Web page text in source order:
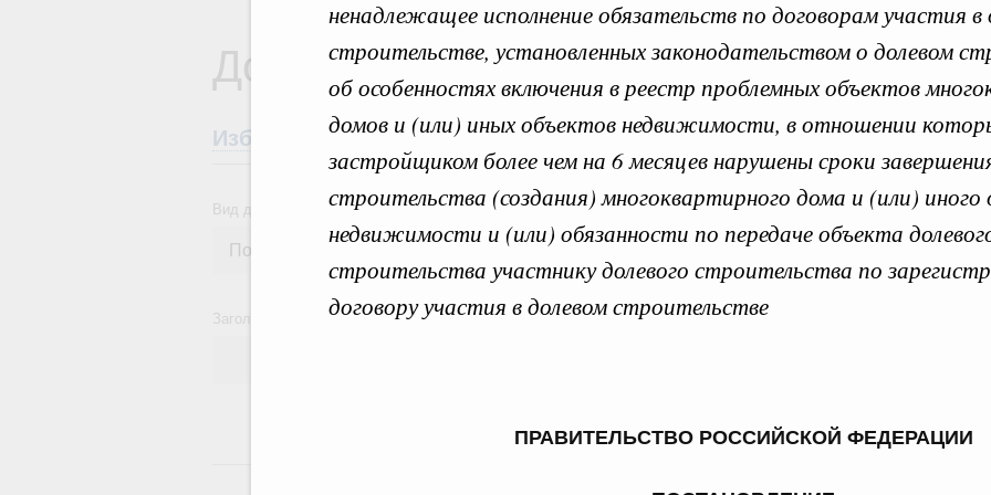
ненадлежащее исполнение обязательств по договорам участия в
строительстве, установленных законодательством о долевом
об особенностях включения в реестр проблемных объектов
домов и (или) иных объектов недвижимости, в отношении
застройщиком более чем на 6 месяцев нарушены сроки
строительства (создания) многоквартирного дома и (или) иного
недвижимости и (или) обязанности по передаче объекта
строительства участнику долевого строительства по
договору участия в долевом строительстве
ПРАВИТЕЛЬСТВО РОССИЙСКОЙ ФЕДЕРАЦИИ
Документы
Избранные документы со справками к ним Поиск по всем
Вид документа Номер
Заголовок или текст документа